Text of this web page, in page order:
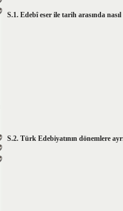
S.1. Edebî eser ile tarih arasında
S.2. Türk Edebiyatının dönemlere